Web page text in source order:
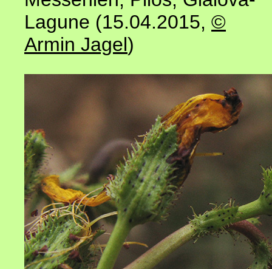
Lagune (15.04.2015, ©
Armin Jagel)